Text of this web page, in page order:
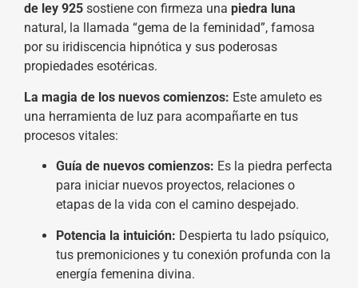
de ley 925 sostiene con firmeza una piedra luna
natural, la llamada “gema de la feminidad”, famosa
por su iridiscencia hipnótica y sus poderosas
propiedades esotéricas.
La magia de los nuevos comienzos: Este amuleto es
una herramienta de luz para acompañarte en tus
procesos vitales:
Guía de nuevos comienzos: Es la piedra perfecta
para iniciar nuevos proyectos, relaciones o
etapas de la vida con el camino despejado.
Potencia la intuición: Despierta tu lado psíquico,
tus premoniciones y tu conexión profunda con la
energía femenina divina.